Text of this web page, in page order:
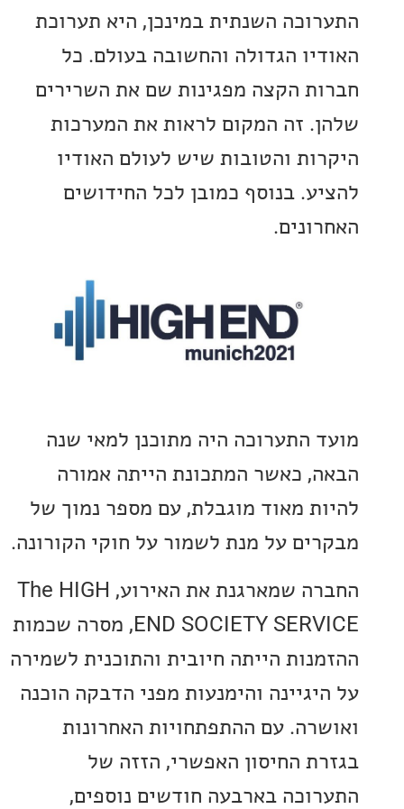
השנתית במינכן, היא תערוכת
הגדולה והחשובה בעולם. כל
הקצה מפגינות שם את השרירים
זה המקום לראות את המערכות
והטובות שיש לעולם האודיו
בנוסף כמובן לכל החידושים
התערוכה היה מתוכנן למאי שנה
כאשר המתכונת הייתה אמורה
מאוד מוגבלת, עם מספר נמוך של
על מנת לשמור על חוקי הקורונה.
החברה שמארגנת את האירוע, The HIGH
END SOCIETY SERVICE, מסרה שכמות
הייתה חיובית והתוכנית לשמירה
והימנעות מפני הדבקה הוכנה
עם ההתפתחויות האחרונות
החיסון האפשרי, הזזה של
בארבעה חודשים נוספים,